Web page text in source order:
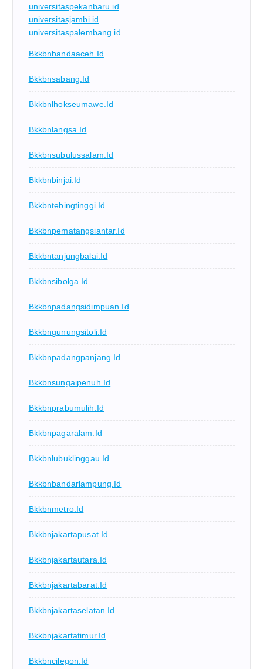
universitaspekanbaru.id
universitasjambi.id
universitaspalembang.id
Bkkbnbandaaceh.id
Bkkbnsabang.id
Bkkbnlhokseumawe.id
Bkkbnlangsa.id
Bkkbnsubulussalam.id
Bkkbnbinjai.id
Bkkbntebingtinggi.id
Bkkbnpematangsiantar.id
Bkkbntanjungbalai.id
Bkkbnsibolga.id
Bkkbnpadangsidimpuan.id
Bkkbngunungsitoli.id
Bkkbnpadangpanjang.id
Bkkbnsungaipenuh.id
Bkkbnprabumulih.id
Bkkbnpagaralam.id
Bkkbnlubuklinggau.id
Bkkbnbandarlampung.id
Bkkbnmetro.id
Bkkbnjakartapusat.id
Bkkbnjakartautara.id
Bkkbnjakartabarat.id
Bkkbnjakartaselatan.id
Bkkbnjakartatimur.id
Bkkbncilegon.id